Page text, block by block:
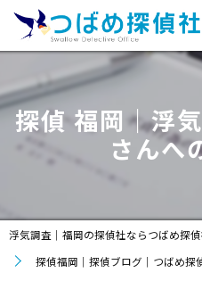
探偵 福岡｜浮
さんへ
浮気調査｜福岡の探偵社ならつばめ探
探偵福岡｜探偵ブログ｜つばめ探